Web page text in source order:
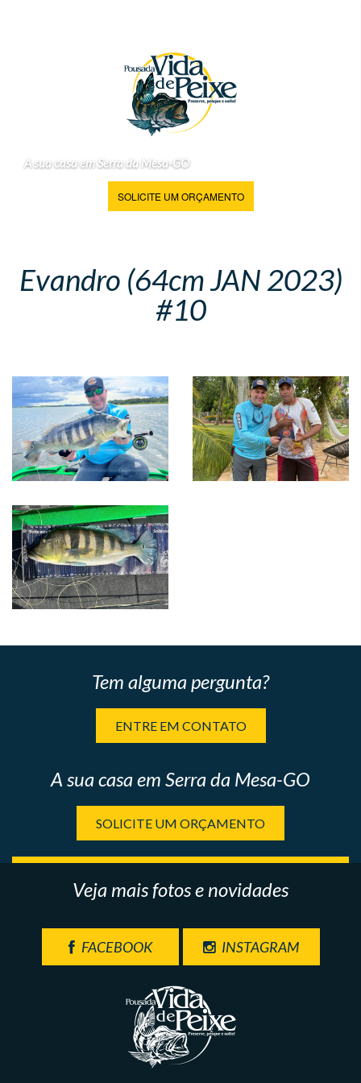
A sua casa em Serra da Mesa-GO
SOLICITE UM ORÇAMENTO
Evandro (64cm JAN 2023)
#10
Tem alguma pergunta?
ENTRE EM CONTATO
A sua casa em Serra da Mesa-GO
SOLICITE UM ORÇAMENTO
Veja mais fotos e novidades
FACEBOOK INSTAGRAM